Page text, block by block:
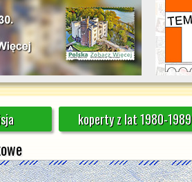
koperty z lat 1980-1989